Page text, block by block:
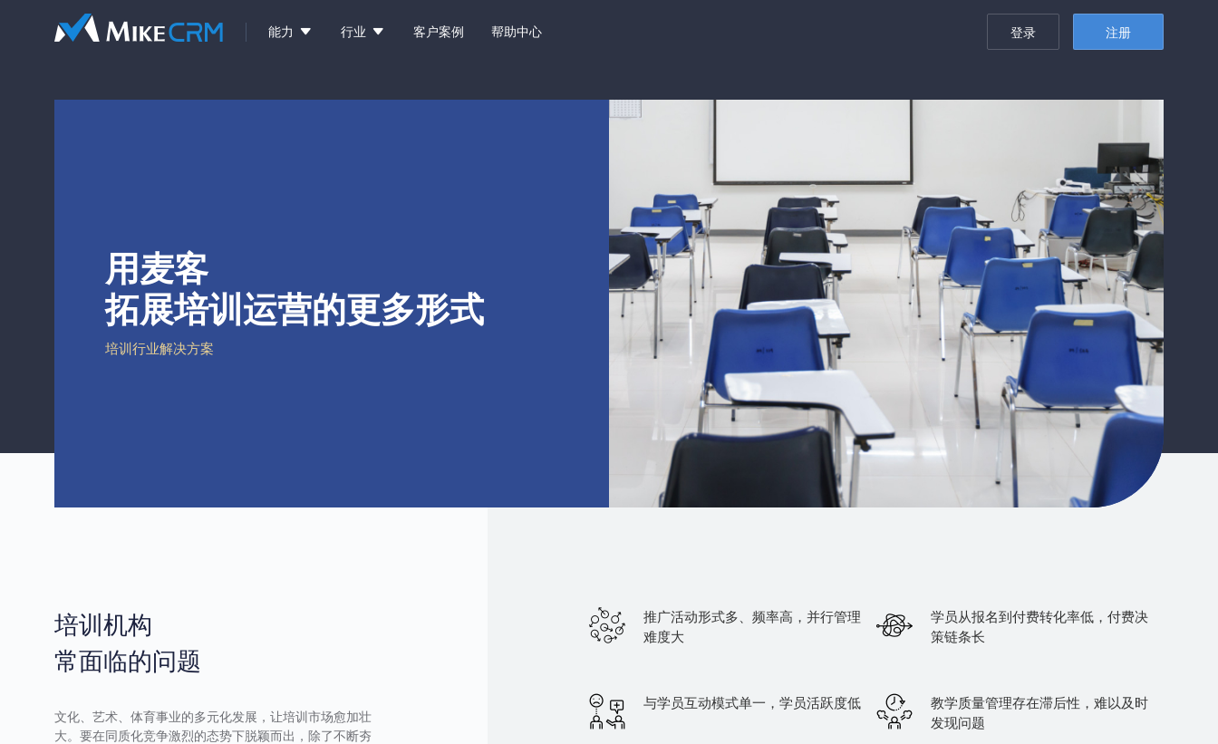
能力  行业  客户案例 帮助中心 登录 注册
用麦客
拓展培训运营的更多形式
培训行业解决方案
培训机构
常面临的问题
文化、艺术、体育事业的多元化发展，让培训市场愈加壮
大。要在同质化竞争激烈的态势下脱颖而出，除了不断夯
推广活动形式多、频率高，并行管理
难度大
学员从报名到付费转化率低，付费决
策链条长
与学员互动模式单一，学员活跃度低
教学质量管理存在滞后性，难以及时
发现问题